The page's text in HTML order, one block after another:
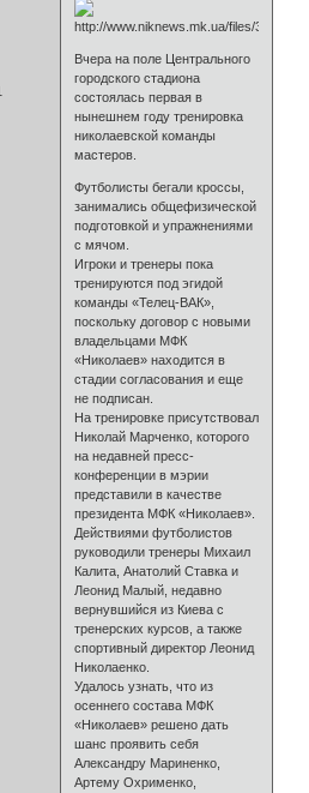
Вчера на поле Центрального
городского стадиона
состоялась первая в
нынешнем году тренировка
николаевской команды
мастеров.
Футболисты бегали кроссы,
занимались общефизической
подготовкой и упражнениями
с мячом.
Игроки и тренеры пока
тренируются под эгидой
команды «Телец-ВАК»,
поскольку договор с новыми
владельцами МФК
«Николаев» находится в
стадии согласования и еще
не подписан.
На тренировке присутствовал
Николай Марченко, которого
на недавней пресс-
конференции в мэрии
представили в качестве
президента МФК «Николаев».
Действиями футболистов
руководили тренеры Михаил
Калита, Анатолий Ставка и
Леонид Малый, недавно
вернувшийся из Киева с
тренерских курсов, а также
спортивный директор Леонид
Николаенко.
Удалось узнать, что из
осеннего состава МФК
«Николаев» решено дать
шанс проявить себя
Александру Мариненко,
Артему Охрименко,